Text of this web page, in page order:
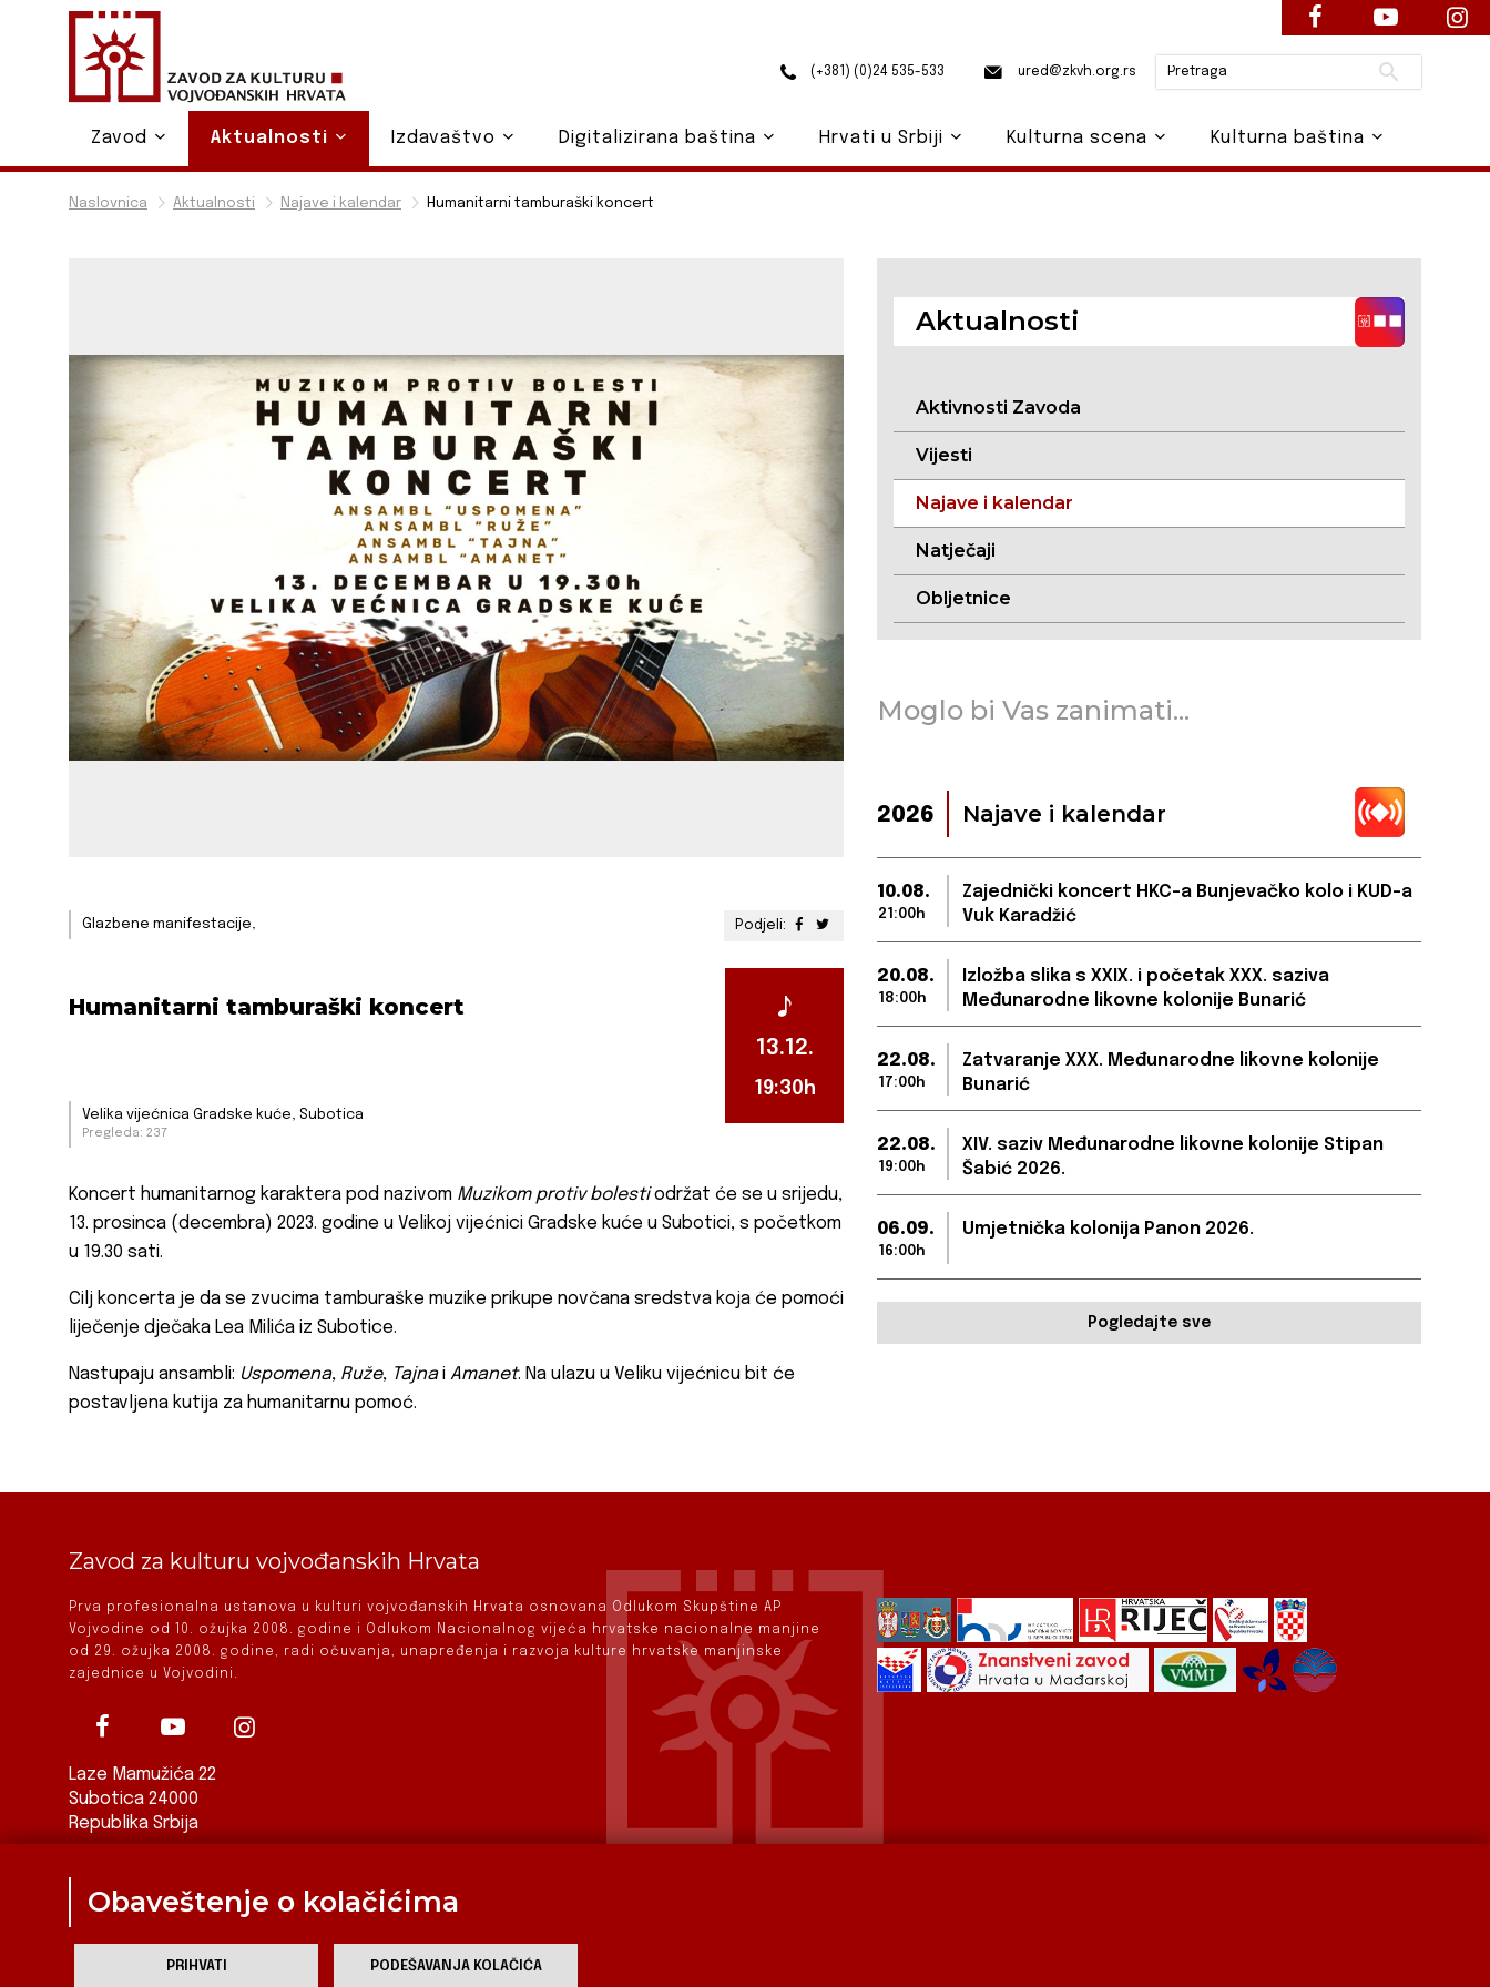
Naslovnica Aktualnosti Najave i kalendar Humanitarni tamburaški koncert
Podjeli:
Glazbene manifestacije,
13.12.
19:30h
Humanitarni tamburaški koncert
Velika vijećnica Gradske kuće, Subotica
Pregleda: 237
Koncert humanitarnog karaktera pod nazivom Muzikom protiv bolestiodržat će se u srijedu,
13. prosinca (decembra) 2023. godine u Velikoj vijećnici Gradske kuće u Subotici, s početkom
u 19.30 sati.
Cilj koncerta je da se zvucima tamburaške muzike prikupe novčana sredstva koja će pomoći
liječenje dječaka Lea Milića iz Subotice.
Nastupaju ansambli: Uspomena, Ruže, Tajnai Amanet. Na ulazu u Veliku vijećnicu bit će
postavljena kutija za humanitarnu pomoć.
Aktualnosti
Aktivnosti Zavoda
Vijesti
Najave i kalendar
Natječaji
Obljetnice
Moglo bi Vas zanimati...
2026 Najave i kalendar
10.08.
21:00h
Zajednički koncert HKC-a Bunjevačko kolo i KUD-a
Vuk Karadžić
20.08.
18:00h
Izložba slika s XXIX. i početak XXX. saziva
Međunarodne likovne kolonije Bunarić
22.08.
17:00h
Zatvaranje XXX. Međunarodne likovne kolonije
Bunarić
22.08.
19:00h
XIV. saziv Međunarodne likovne kolonije Stipan
Šabić 2026.
06.09.
16:00h
Umjetnička kolonija Panon 2026.
Pogledajte sve
Zavod za kulturu vojvođanskih Hrvata
Prva profesionalna ustanova u kulturi vojvođanskih Hrvata osnovana Odlukom Skupštine AP
Vojvodine od 10. ožujka 2008. godine i Odlukom Nacionalnog vijeća hrvatske nacionalne manjine
od 29. ožujka 2008. godine, radi očuvanja, unapređenja i razvoja kulture hrvatske manjinske
zajednice u Vojvodini.
Laze Mamužića 22
Subotica 24000
Republika Srbija
Zavod
Obaveštenje o kolačićima
PRIHVATI PODEŠAVANJA KOLAČIĆA
(+381) (0)24 535-533 ured@zkvh.org.rs Pretraži
Zavod Aktualnosti Izdavaštvo Digitalizirana baština Hrvati u Srbiji Kulturna scena Kulturna baština